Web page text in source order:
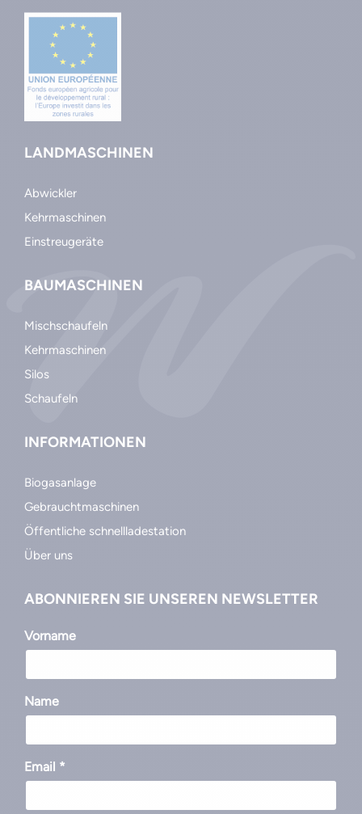
+32 83 61 23 93
LANDMASCHINEN
Abwickler
BAUMASCHINEN
Kehrmaschinen
INFORMATIONEN
Gebrauchtmaschinen
Öffentliche schnellladestation
Über uns
ABONNIEREN SIE UNSEREN NEWSLETTER